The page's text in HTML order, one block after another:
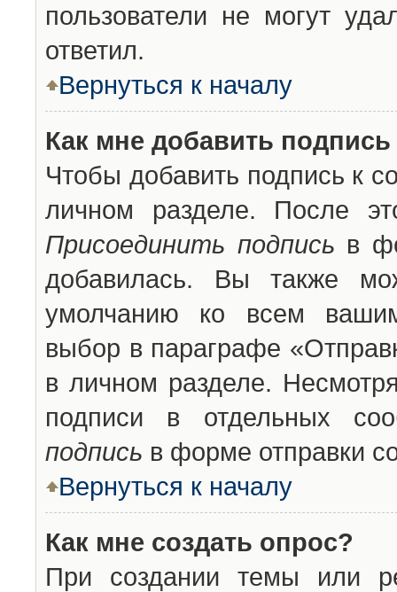
пользователи не могут
ответил.
Вернуться к началу
Как мне добавить
Чтобы добавить подпись к
личном разделе. После
Присоединить подпись в
добавилась. Вы также
умолчанию ко всем
выбор в параграфе
в личном разделе.
подписи в отдельных
подпись в форме отправки
Вернуться к началу
Как мне создать опрос?
При создании темы или